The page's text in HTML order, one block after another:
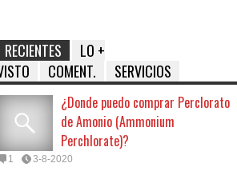
RECIENTES
LO +
COMENT. SERVICIOS
¿Donde puedo comprar Perclorato
de Amonio (Ammonium
Perchlorate)?
1 3-8-2020